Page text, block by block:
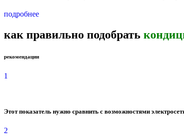
подробнее
как правильно подобрать
рекомендации
1
Этот показатель нужно сравнить с возможностями
2